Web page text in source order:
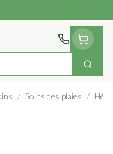
/ Soins des plaies /